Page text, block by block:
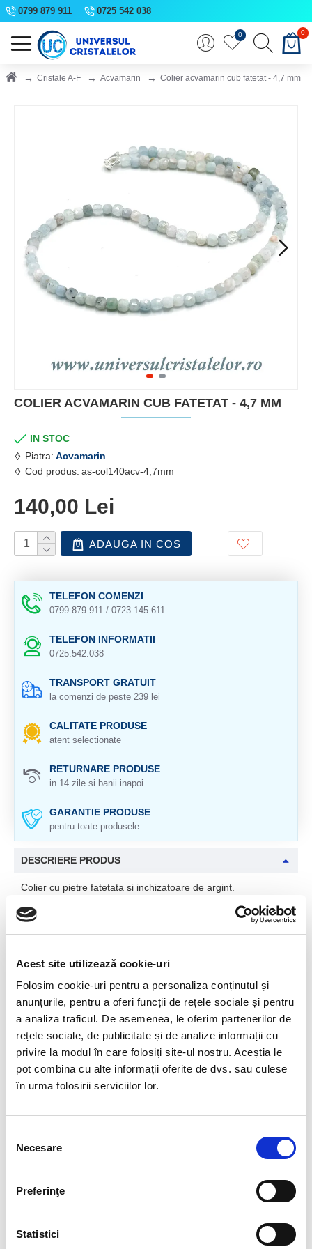
Acest site utilizează cookie-uri
Folosim cookie-uri pentru a personaliza conținutul și
anunțurile, pentru a oferi funcții de rețele sociale și pentru
a analiza traficul. De asemenea, le oferim partenerilor de
rețele sociale, de publicitate și de analize informații cu
privire la modul în care folosiți site-ul nostru. Aceștia le
pot combina cu alte informații oferite de dvs. sau culese
în urma folosirii serviciilor lor.
consimțământului
Necesare
Preferinţe
Statistici
0799 879 911 0725 542 038
0 0
Cristale A-F Acvamarin Colier acvamarin cub fatetat - 4,7 mm
COLIER ACVAMARIN CUB FATETAT - 4,7 MM
IN STOC
Piatra: Acvamarin
Cod produs: as-col140acv-4,7mm
140,00 Lei
ADAUGA IN COS
TELEFON COMENZI
0799.879.911 / 0723.145.611
TELEFON INFORMATII
0725.542.038
TRANSPORT GRATUIT
la comenzi de peste 239 lei
CALITATE PRODUSE
atent selectionate
RETURNARE PRODUSE
in 14 zile si banii inapoi
GARANTIE PRODUSE
pentru toate produsele
DESCRIERE PRODUS
Colier cu pietre fatetata si inchizatoare de argint.
Cristal natural 100 %.
Dimensiuni aproximative piatra :4,7 mm.
Lungime : 44 cm.
Acvamarinul este o piatră a liniștii profunde și a curajului
blând.
Poartă nuanțele cerului care se oglindesc în mare și aduce
Inspiră echilibru, comunicare sinceră și încredere în propriul
drum.
Un cristal care nu promite miracole, ci aduce armonie în
tăcere.
*Pozele sunt realizate cu aparat profesionist sub lumina alba.
Culoarea poate diferi usor, in functie de rezolutia ecranului
dispozitivului dumneavoastra (smartphone, tableta, laptop,
monitor).